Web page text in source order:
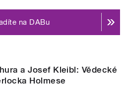
na DABu
a Josef Kleibl: Vědecké
Holmese